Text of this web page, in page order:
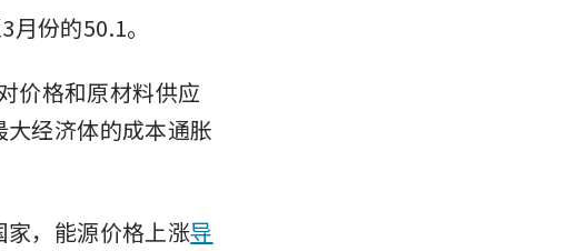
份的50.1。
价格和原材料供应
经济体的成本通胀
，能源价格上涨导